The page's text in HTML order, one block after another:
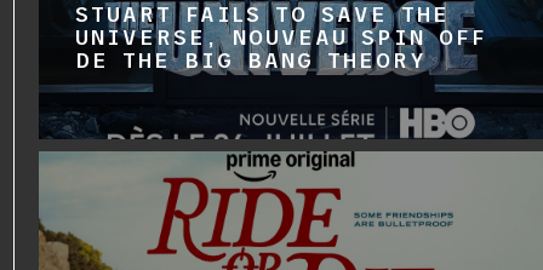
STUART FAILS TO SAVE THE
UNIVERSE, NOUVEAU SPIN OFF
DE THE BIG BANG THEORY